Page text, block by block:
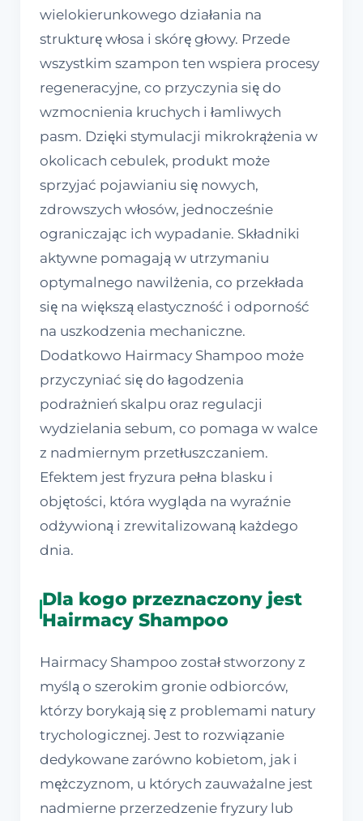
wielokierunkowego działania na
strukturę włosa i skórę głowy. Przede
wszystkim szampon ten wspiera procesy
regeneracyjne, co przyczynia się do
wzmocnienia kruchych i łamliwych
pasm. Dzięki stymulacji mikrokrążenia w
okolicach cebulek, produkt może
sprzyjać pojawianiu się nowych,
zdrowszych włosów, jednocześnie
ograniczając ich wypadanie. Składniki
aktywne pomagają w utrzymaniu
optymalnego nawilżenia, co przekłada
się na większą elastyczność i odporność
na uszkodzenia mechaniczne.
Dodatkowo Hairmacy Shampoo może
przyczyniać się do łagodzenia
podrażnień skalpu oraz regulacji
wydzielania sebum, co pomaga w walce
z nadmiernym przetłuszczaniem.
Efektem jest fryzura pełna blasku i
objętości, która wygląda na wyraźnie
odżywioną i zrewitalizowaną każdego
dnia.
Dla kogo przeznaczony jest
Hairmacy Shampoo
Hairmacy Shampoo został stworzony z
myślą o szerokim gronie odbiorców,
którzy borykają się z problemami natury
trychologicznej. Jest to rozwiązanie
dedykowane zarówno kobietom, jak i
mężczyznom, u których zauważalne jest
nadmierne przerzedzenie fryzury lub